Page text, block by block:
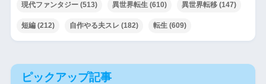
現代ファンタジー(513) 異世界転生(610) 異世界転移(147)
短編(212) 自作やる夫スレ (182) 転生(609)
ピックアップ記事